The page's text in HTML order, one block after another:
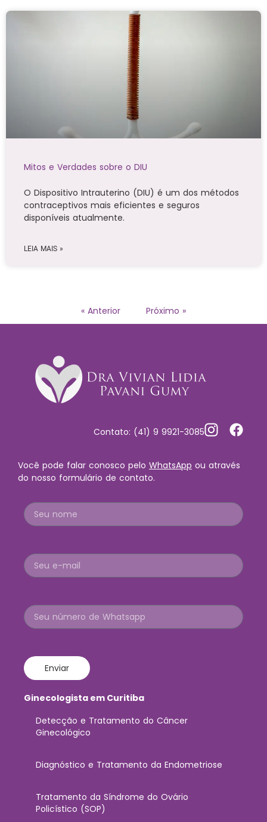
Mitos e Verdades sobre o DIU
O Dispositivo Intrauterino (DIU) é um dos métodos
contraceptivos mais eficientes e seguros
disponíveis atualmente.
LEIA MAIS »
« Anterior Próximo »
Contato: (41) 9 9921-3085
Você pode falar conosco pelo WhatsApp ou através
do nosso formulário de contato.
Enviar
Ginecologista em Curitiba
Detecção e Tratamento do Câncer
Ginecológico
Diagnóstico e Tratamento da Endometriose
Tratamento da Síndrome do Ovário
Policístico (SOP)